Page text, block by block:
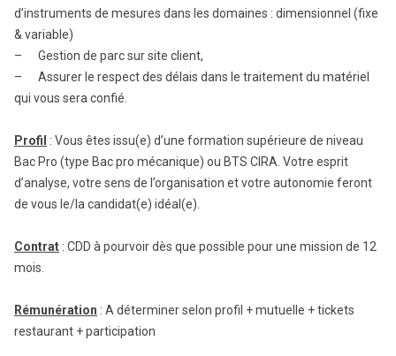
d’instruments de mesures dans les domaines : dimensionnel (fixe
& variable)
– Gestion de parc sur site client,
– Assurer le respect des délais dans le traitement du matériel
qui vous sera confié.
Profil : Vous êtes issu(e) d’une formation supérieure de niveau
Bac Pro (type Bac pro mécanique) ou BTS CIRA. Votre esprit
d’analyse, votre sens de l’organisation et votre autonomie feront
de vous le/la candidat(e) idéal(e).
Contrat : CDD à pourvoir dès que possible pour une mission de 12
mois.
Rémunération : A déterminer selon profil + mutuelle + tickets
restaurant + participation